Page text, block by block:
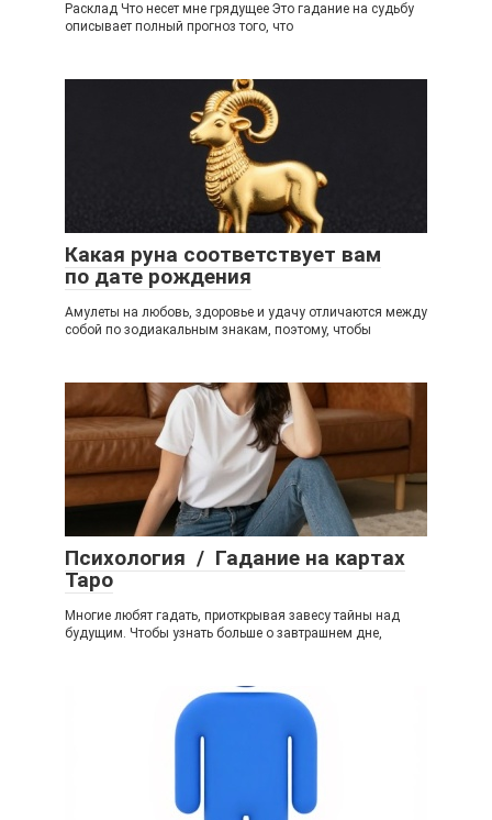
Расклад Что несет мне грядущее Это гадание на судьбу
описывает полный прогноз того, что
Какая руна соответствует вам
по дате рождения
Амулеты на любовь, здоровье и удачу отличаются между
собой по зодиакальным знакам, поэтому, чтобы
Психология / Гадание на картах
Таро
Многие любят гадать, приоткрывая завесу тайны над
будущим. Чтобы узнать больше о завтрашнем дне,